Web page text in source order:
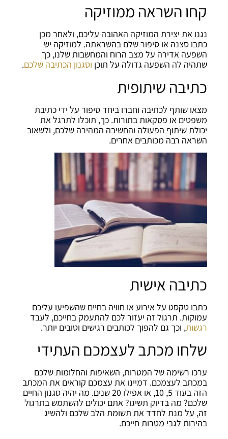
קחו השראה ממוזיקה
נגנו את יצירת המוזיקה האהובה עליכם, ולאחר מכן
כתבו סצנה או סיפור שלם בהשראתה. למוזיקה יש
השפעה אדירה על מצב הרוח והמחשבות שלנו, כך
שתהיה לה השפעה גדולה על תוכן וסגנון הכתיבה שלכם.
כתיבה שיתופית
מצאו שותף לכתיבה וחברו ביחד סיפור על ידי כתיבת
משפטים או פסקאות בתורות. כך, תוכלו לתרגל את
יכולת שיתוף הפעולה והחשיבה המהירה שלכם, ולשאוב
השראה רבה מכותבים אחרים.
כתיבה אישית
כתבו טקסט על אירוע או חוויה בחיים שהשפיעו עליכם
עמוקות. תרגול זה יעזור לכם להתעמק בחייכם, לעבד
רגשות, וכך גם להפוך לכותבים רגישים וטובים יותר.
שלחו מכתב לעצמכם העתידי
ערכו רשימה של המטרות, השאיפות והחלומות שלכם
במכתב לעצמכם. דמיינו את עצמכם קוראים את המכתב
הזה בעוד 5, 10, או אפילו 20 שנים. מה יהיה סגנון החיים
שלכם? מה בדיוק תשיגו? אתם יכולים להשתמש בתרגול
זה, על מנת לחדד את תשומת הלב שלכם ולהשיג
בהירות לגבי מטרות חייכם.